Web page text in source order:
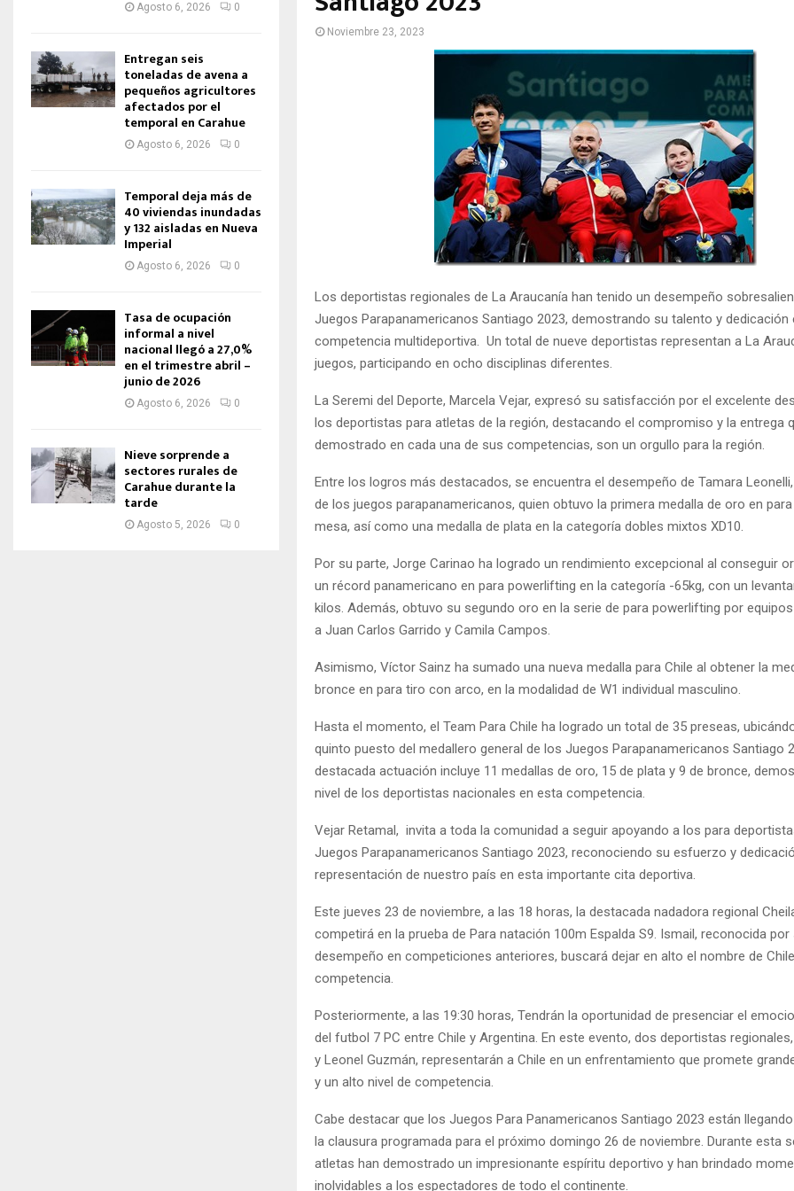
Noviembre 23, 2023
Los deportistas regionales de La Araucanía han tenido un desempeño
Juegos Parapanamericanos Santiago 2023, demostrando su talento y dedicación
competencia multideportiva. Un total de nueve deportistas representan a La
juegos, participando en ocho disciplinas diferentes.
La Seremi del Deporte, Marcela Vejar, expresó su satisfacción por el excelente
los deportistas para atletas de la región, destacando el compromiso y la entrega
demostrado en cada una de sus competencias, son un orgullo para la región.
Entre los logros más destacados, se encuentra el desempeño de Tamara
de los juegos parapanamericanos, quien obtuvo la primera medalla de oro en
mesa, así como una medalla de plata en la categoría dobles mixtos XD10.
Por su parte, Jorge Carinao ha logrado un rendimiento excepcional al conseguir
un récord panamericano en para powerlifting en la categoría -65kg, con un
kilos. Además, obtuvo su segundo oro en la serie de para powerlifting por
a Juan Carlos Garrido y Camila Campos.
Asimismo, Víctor Sainz ha sumado una nueva medalla para Chile al obtener la
bronce en para tiro con arco, en la modalidad de W1 individual masculino.
Hasta el momento, el Team Para Chile ha logrado un total de 35 preseas,
quinto puesto del medallero general de los Juegos Parapanamericanos Santiago
destacada actuación incluye 11 medallas de oro, 15 de plata y 9 de bronce,
nivel de los deportistas nacionales en esta competencia.
Vejar Retamal, invita a toda la comunidad a seguir apoyando a los para
Juegos Parapanamericanos Santiago 2023, reconociendo su esfuerzo y
representación de nuestro país en esta importante cita deportiva.
Este jueves 23 de noviembre, a las 18 horas, la destacada nadadora regional
competirá en la prueba de Para natación 100m Espalda S9. Ismail, reconocida
desempeño en competiciones anteriores, buscará dejar en alto el nombre de
competencia.
Posteriormente, a las 19:30 horas, Tendrán la oportunidad de presenciar el
del futbol 7 PC entre Chile y Argentina. En este evento, dos deportistas
y Leonel Guzmán, representarán a Chile en un enfrentamiento que promete
y un alto nivel de competencia.
Cabe destacar que los Juegos Para Panamericanos Santiago 2023 están
la clausura programada para el próximo domingo 26 de noviembre. Durante esta
atletas han demostrado un impresionante espíritu deportivo y han brindado
inolvidables a los espectadores de todo el continente.
Agosto 6, 2026 0
Entregan seis
toneladas de avena a
pequeños agricultores
afectados por el
temporal en Carahue
Agosto 6, 2026 0
Temporal deja más de
40 viviendas inundadas
y 132 aisladas en Nueva
Imperial
Agosto 6, 2026 0
Tasa de ocupación
informal a nivel
nacional llegó a 27,0%
en el trimestre abril –
junio de 2026
Agosto 6, 2026 0
Nieve sorprende a
sectores rurales de
Carahue durante la
tarde
Agosto 5, 2026 0